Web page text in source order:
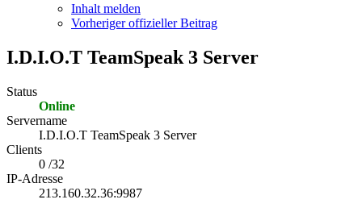
Inhalt melden
Vorheriger offizieller Beitrag
I.D.I.O.T TeamSpeak 3 Server
Status
Online
Servername
I.D.I.O.T TeamSpeak 3 Server
Clients
0 /32
IP-Adresse
213.160.32.36:9987